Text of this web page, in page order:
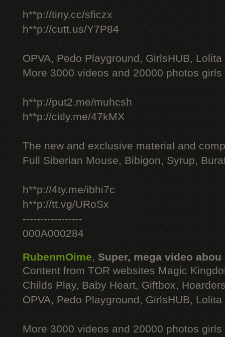
h**p://tiny.cc/sficzx
h**p://cutt.us/Y7P84
OPVA, Pedo Playground, GirlsHUB, Lolita
More 3000 videos and 20000 photos
h**p://put2.me/muhcsh
h**p://citly.me/47kMX
The new and exclusive material and
Full Siberian Mouse, Bibigon, Syrup,
h**p://4ty.me/ibhi7c
h**p://tt.vg/URoSx
-----------------
000A000284
RubenmOime, Super, mega video abou
Content from TOR websites Magic
Childs Play, Baby Heart, Giftbox,
OPVA, Pedo Playground, GirlsHUB, Lolita
More 3000 videos and 20000 photos